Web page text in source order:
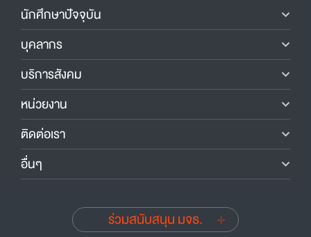
นักศึกษาปัจจุบัน
บุคลากร
บริการสังคม
หน่วยงาน
ติดต่อเรา
อื่นๆ
ร่วมสนับสนุน มจธ.